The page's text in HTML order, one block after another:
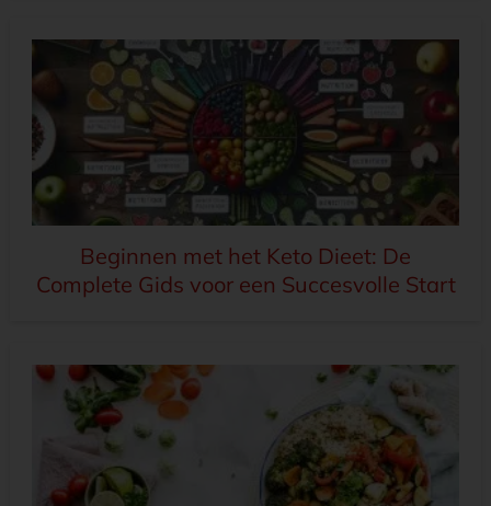
Beginnen met het Keto Dieet: De
Complete Gids voor een Succesvolle Start